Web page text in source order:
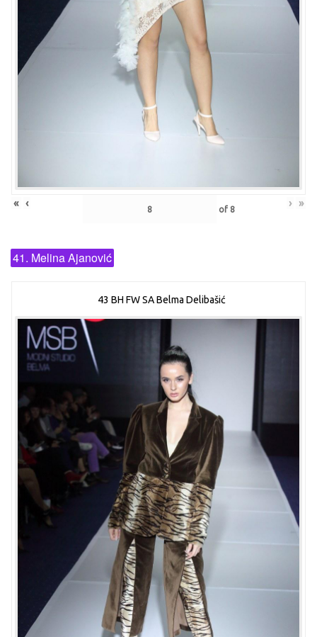
« ‹ of 8 › »
41. Melina Ajanović
43 BH FW SA Belma Delibašić